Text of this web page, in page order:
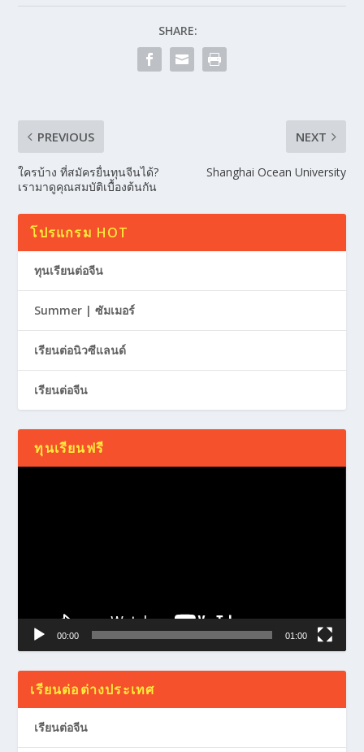
SHARE:
PREVIOUS
ใครบ้าง ที่สมัครยื่นทุนจีนได้?
เรามาดูคุณสมบัติเบื้องต้นกัน
NEXT
Shanghai Ocean University
โปรแกรม HOT
ทุนเรียนต่อจีน
Summer | ซัมเมอร์
เรียนต่อนิวซีแลนด์
เรียนต่อจีน
ทุนเรียนฟรี
00:00 01:00
เรียนต่อต่างประเทศ
เรียนต่อจีน